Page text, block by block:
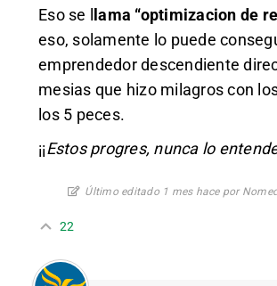
Eso se llama “optimizacion de
eso, solamente lo puede
emprendedor descendiente
mesias que hizo milagros con
los 5 peces.
¡¡Estos progres, nunca lo
Último editado 1 mes hace por
22